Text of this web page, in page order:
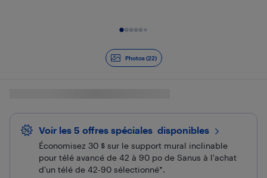
Photos (22)
Voir les 5 offres spéciales disponibles
Économisez 30 $ sur le support mural inclinable
pour télé avancé de 42 à 90 po de Sanus à l'achat
d'un télé de 42-90 sélectionné*.